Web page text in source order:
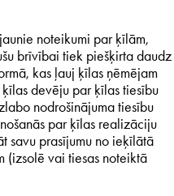
noteikumi par ķīlām,
brīvībai tiek piešķirta daudz
kas ļauj ķīlas ņēmējam
devēju par ķīlas tiesību
nodrošinājuma tiesību
par ķīlas realizāciju
savu prasījumu no ieķīlātā
(izsolē vai tiesas noteiktā